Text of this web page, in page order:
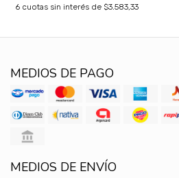
6 cuotas sin interés de $3.583,33
MEDIOS DE PAGO
MEDIOS DE ENVÍO